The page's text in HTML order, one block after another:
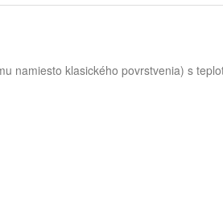
namiesto klasického povrstvenia) s